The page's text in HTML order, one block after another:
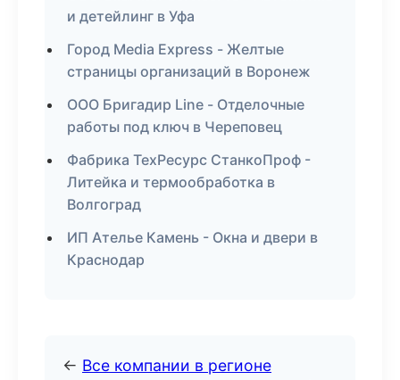
и детейлинг в Уфа
Город Media Express - Желтые
страницы организаций в Воронеж
ООО Бригадир Line - Отделочные
работы под ключ в Череповец
Фабрика ТехРесурс СтанкоПроф -
Литейка и термообработка в
Волгоград
ИП Ателье Камень - Окна и двери в
Краснодар
← Все компании в регионе